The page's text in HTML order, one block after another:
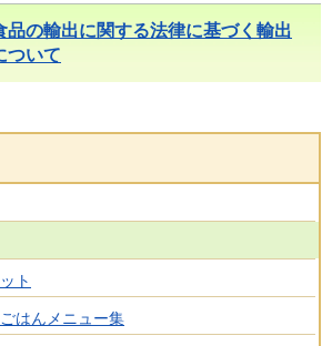
品の輸出に関する法律に基づく輸出
ついて
ト
はんメニュー集